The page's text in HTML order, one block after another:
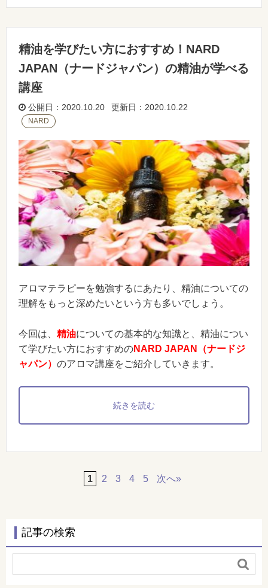
精油を学びたい方におすすめ！NARD
JAPAN（ナードジャパン）の精油が学べる
講座
公開日：2020.10.20 更新日：2020.10.22
NARD
アロマテラピーを勉強するにあたり、精油についての
理解をもっと深めたいという方も多いでしょう。
今回は、 精油についての基本的な知識と、精油につい
て学びたい方におすすめのNARD JAPAN（ナードジ
ャパン） のアロマ講座をご紹介していきます。
続きを読む
1 2 3 4 5 »
記事の検索
